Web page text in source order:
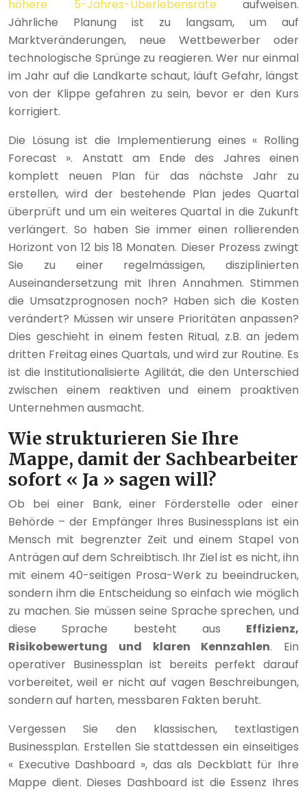
höhere 5-Jahres-Überlebensrate aufweisen.
Jährliche Planung ist zu langsam, um auf
Marktveränderungen, neue Wettbewerber oder
technologische Sprünge zu reagieren. Wer nur einmal
im Jahr auf die Landkarte schaut, läuft Gefahr, längst
von der Klippe gefahren zu sein, bevor er den Kurs
korrigiert.
Die Lösung ist die Implementierung eines « Rolling
Forecast ». Anstatt am Ende des Jahres einen
komplett neuen Plan für das nächste Jahr zu
erstellen, wird der bestehende Plan jedes Quartal
überprüft und um ein weiteres Quartal in die Zukunft
verlängert. So haben Sie immer einen rollierenden
Horizont von 12 bis 18 Monaten. Dieser Prozess zwingt
Sie zu einer regelmässigen, disziplinierten
Auseinandersetzung mit Ihren Annahmen. Stimmen
die Umsatzprognosen noch? Haben sich die Kosten
verändert? Müssen wir unsere Prioritäten anpassen?
Dies geschieht in einem festen Ritual, z.B. an jedem
dritten Freitag eines Quartals, und wird zur Routine. Es
ist die institutionalisierte Agilität, die den Unterschied
zwischen einem reaktiven und einem proaktiven
Unternehmen ausmacht.
Wie strukturieren Sie Ihre
Mappe, damit der Sachbearbeiter
sofort « Ja » sagen will?
Ob bei einer Bank, einer Förderstelle oder einer
Behörde – der Empfänger Ihres Businessplans ist ein
Mensch mit begrenzter Zeit und einem Stapel von
Anträgen auf dem Schreibtisch. Ihr Ziel ist es nicht, ihn
mit einem 40-seitigen Prosa-Werk zu beeindrucken,
sondern ihm die Entscheidung so einfach wie möglich
zu machen. Sie müssen seine Sprache sprechen, und
diese Sprache besteht aus Effizienz,
Risikobewertung und klaren Kennzahlen. Ein
operativer Businessplan ist bereits perfekt darauf
vorbereitet, weil er nicht auf vagen Beschreibungen,
sondern auf harten, messbaren Fakten beruht.
Vergessen Sie den klassischen, textlastigen
Businessplan. Erstellen Sie stattdessen ein einseitiges
« Executive Dashboard », das als Deckblatt für Ihre
Mappe dient. Dieses Dashboard ist die Essenz Ihres